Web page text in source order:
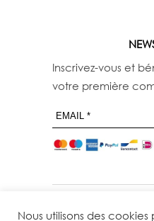
Inscrivez-vous et
votre première
Nous utilisons des